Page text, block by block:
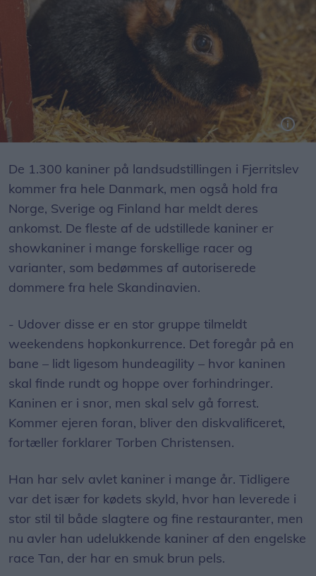
De 1.300 kaniner på landsudstillingen i Fjerritslev
kommer fra hele Danmark, men også hold fra
Norge, Sverige og Finland har meldt deres
ankomst. De fleste af de udstillede kaniner er
showkaniner i mange forskellige racer og
varianter, som bedømmes af autoriserede
dommere fra hele Skandinavien.
- Udover disse er en stor gruppe tilmeldt
weekendens hopkonkurrence. Det foregår på en
bane – lidt ligesom hundeagility – hvor kaninen
skal finde rundt og hoppe over forhindringer.
Kaninen er i snor, men skal selv gå forrest.
Kommer ejeren foran, bliver den diskvalificeret,
fortæller forklarer Torben Christensen.
Han har selv avlet kaniner i mange år. Tidligere
var det især for kødets skyld, hvor han leverede i
stor stil til både slagtere og fine restauranter, men
nu avler han udelukkende kaniner af den engelske
race Tan, der har en smuk brun pels.